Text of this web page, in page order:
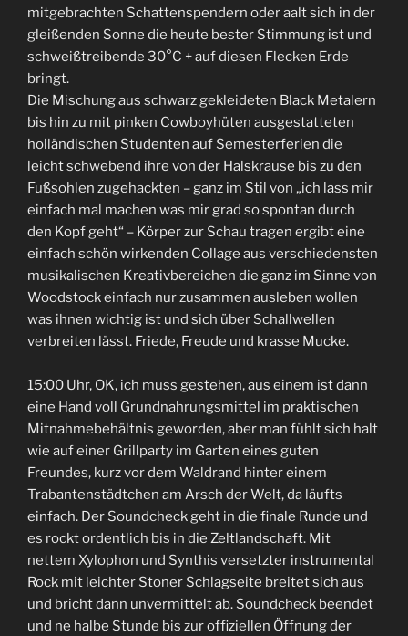
mitgebrachten Schattenspendern oder aalt sich in der
gleißenden Sonne die heute bester Stimmung ist und
schweißtreibende 30°C + auf diesen Flecken Erde
bringt.
Die Mischung aus schwarz gekleideten Black Metalern
bis hin zu mit pinken Cowboyhüten ausgestatteten
holländischen Studenten auf Semesterferien die
leicht schwebend ihre von der Halskrause bis zu den
Fußsohlen zugehackten – ganz im Stil von „ich lass mir
einfach mal machen was mir grad so spontan durch
den Kopf geht“ – Körper zur Schau tragen ergibt eine
einfach schön wirkenden Collage aus verschiedensten
musikalischen Kreativbereichen die ganz im Sinne von
Woodstock einfach nur zusammen ausleben wollen
was ihnen wichtig ist und sich über Schallwellen
verbreiten lässt. Friede, Freude und krasse Mucke.
15:00 Uhr, OK, ich muss gestehen, aus einem ist dann
eine Hand voll Grundnahrungsmittel im praktischen
Mitnahmebehältnis geworden, aber man fühlt sich halt
wie auf einer Grillparty im Garten eines guten
Freundes, kurz vor dem Waldrand hinter einem
Trabantenstädtchen am Arsch der Welt, da läufts
einfach. Der Soundcheck geht in die finale Runde und
es rockt ordentlich bis in die Zeltlandschaft. Mit
nettem Xylophon und Synthis versetzter instrumental
Rock mit leichter Stoner Schlagseite breitet sich aus
und bricht dann unvermittelt ab. Soundcheck beendet
und ne halbe Stunde bis zur offiziellen Öffnung der